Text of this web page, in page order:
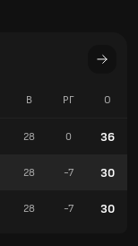
В РГ О
28 0 36
28 -7 30
28 -7 30